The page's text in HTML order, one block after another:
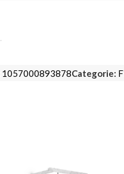
1057000893878Categorie: